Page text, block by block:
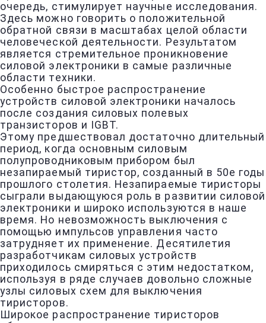
очередь, стимулирует научные исследования.
Здесь можно говорить о положительной
обратной связи в масштабах целой области
человеческой деятельности. Результатом
является стремительное проникновение
силовой электроники в самые различные
области техники.
Особенно быстрое распространение
устройств силовой электроники началось
после создания силовых полевых
транзисторов и IGBT.
Этому предшествовал достаточно длительный
период, когда основным силовым
полупроводниковым прибором был
незапираемый тиристор, созданный в 50е годы
прошлого столетия. Незапираемые тиристоры
сыграли выдающуюся роль в развитии силовой
электроники и широко используются в наше
время. Но невозможность выключения с
помощью импульсов управления часто
затрудняет их применение. Десятилетия
разработчикам силовых устройств
приходилось смиряться с этим недостатком,
используя в ряде случаев довольно сложные
узлы силовых схем для выключения
тиристоров.
Широкое распространение тиристоров